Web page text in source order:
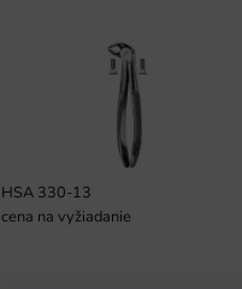
HSA 330-13
cena na vyžiadanie